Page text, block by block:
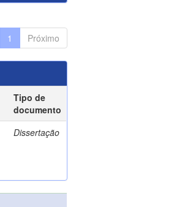
1 Próximo
Tipo de
documento
Dissertação